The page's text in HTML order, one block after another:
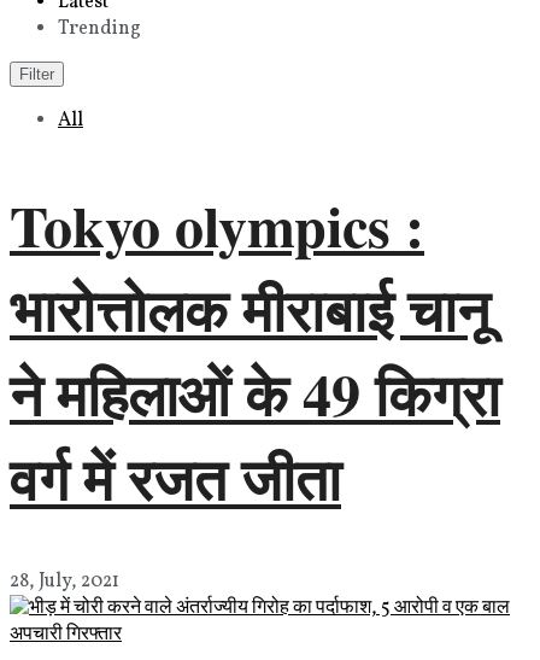
Trending
Filter
All
Tokyo olympics :
भारोत्तोलक मीराबाई चानू
ने महिलाओं के 49 किग्रा
वर्ग में रजत जीता
28, July, 2021